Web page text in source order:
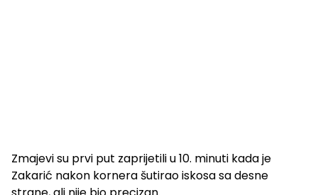
Zmajevi su prvi put zaprijetili u 10. minuti kada je
Zakarić nakon kornera šutirao iskosa sa desne